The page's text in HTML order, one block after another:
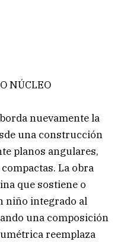
NÚCLEO
nuevamente la
una construcción
planos angulares,
La obra
que sostiene o
niño integrado al
una composición
reemplaza